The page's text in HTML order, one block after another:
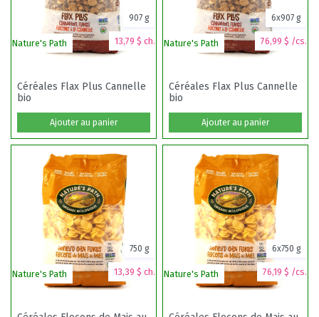
Nature's Path 13,79 $ ch.
907 g
Céréales Flax Plus Cannelle
bio
Ajouter au panier
Nature's Path 76,99 $ /cs.
6x907 g
Céréales Flax Plus Cannelle
bio
Ajouter au panier
Nature's Path 13,39 $ ch.
750 g
Nature's Path 76,19 $ /cs.
6x750 g